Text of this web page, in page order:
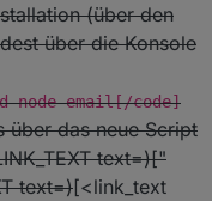
(über den
über die Konsole
node-email[/code]
über das neue Script
text=)["
text=)[<link_text